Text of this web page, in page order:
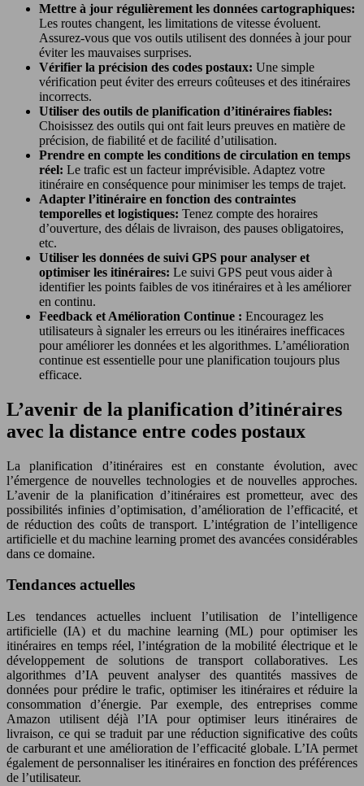
Mettre à jour régulièrement les données cartographiques:
Les routes changent, les limitations de vitesse évoluent.
Assurez-vous que vos outils utilisent des données à jour pour
éviter les mauvaises surprises.
Vérifier la précision des codes postaux: Une simple
vérification peut éviter des erreurs coûteuses et des itinéraires
incorrects.
Utiliser des outils de planification d’itinéraires fiables:
Choisissez des outils qui ont fait leurs preuves en matière de
précision, de fiabilité et de facilité d’utilisation.
Prendre en compte les conditions de circulation en temps
réel: Le trafic est un facteur imprévisible. Adaptez votre
itinéraire en conséquence pour minimiser les temps de trajet.
Adapter l’itinéraire en fonction des contraintes
temporelles et logistiques: Tenez compte des horaires
d’ouverture, des délais de livraison, des pauses obligatoires,
etc.
Utiliser les données de suivi GPS pour analyser et
optimiser les itinéraires: Le suivi GPS peut vous aider à
identifier les points faibles de vos itinéraires et à les améliorer
en continu.
Feedback et Amélioration Continue : Encouragez les
utilisateurs à signaler les erreurs ou les itinéraires inefficaces
pour améliorer les données et les algorithmes. L’amélioration
continue est essentielle pour une planification toujours plus
efficace.
L’avenir de la planification d’itinéraires
avec la distance entre codes postaux
La planification d’itinéraires est en constante évolution, avec
l’émergence de nouvelles technologies et de nouvelles approches.
L’avenir de la planification d’itinéraires est prometteur, avec des
possibilités infinies d’optimisation, d’amélioration de l’efficacité, et
de réduction des coûts de transport. L’intégration de l’intelligence
artificielle et du machine learning promet des avancées considérables
dans ce domaine.
Tendances actuelles
Les tendances actuelles incluent l’utilisation de l’intelligence
artificielle (IA) et du machine learning (ML) pour optimiser les
itinéraires en temps réel, l’intégration de la mobilité électrique et le
développement de solutions de transport collaboratives. Les
algorithmes d’IA peuvent analyser des quantités massives de
données pour prédire le trafic, optimiser les itinéraires et réduire la
consommation d’énergie. Par exemple, des entreprises comme
Amazon utilisent déjà l’IA pour optimiser leurs itinéraires de
livraison, ce qui se traduit par une réduction significative des coûts
de carburant et une amélioration de l’efficacité globale. L’IA permet
également de personnaliser les itinéraires en fonction des préférences
de l’utilisateur.